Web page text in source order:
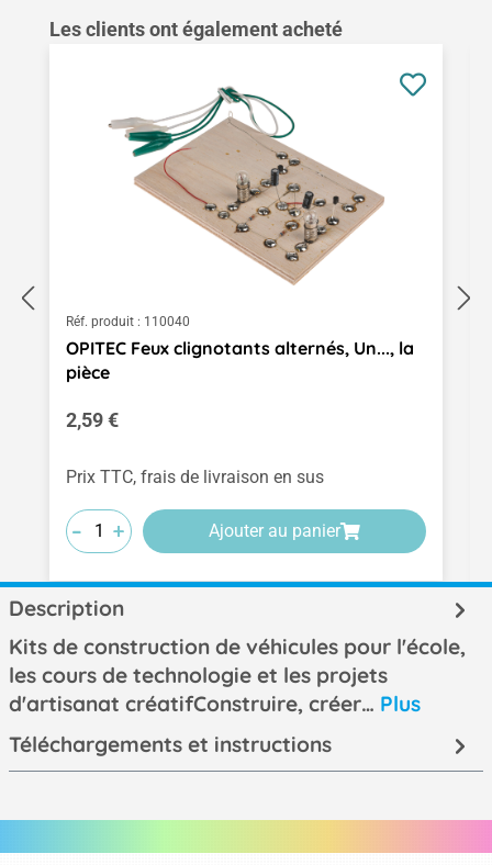
Ignorer la galerie de produits
Les clients ont également acheté
Réf. produit : 110040
OPITEC Feux clignotants alternés, Un..., la
pièce
Prix régulier :
2,59 €
Prix TTC, frais de livraison en sus
-
-
- +
+
+ Ajouter au panier
Description
Kits de construction de véhicules pour l'école,
les cours de technologie et les projets
d'artisanat créatifConstruire, créer… Plus
Téléchargements et instructions